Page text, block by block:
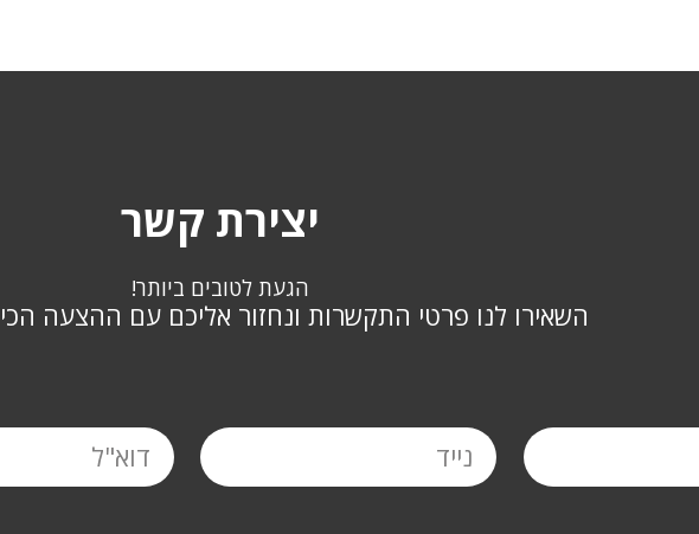
יצירת קשר
הגעת לטובים ביותר!
השאירו לנו פרטי התקשרות ונחזור אליכם עם ההצעה
נייד דוא"ל